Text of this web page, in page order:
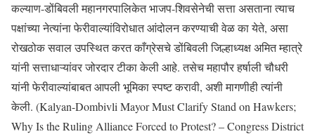
कल्याण-डोंबिवली महानगरपालिकेत भाजप-शिवसेनेची सत्ता असताना त्याच
पक्षांच्या नेत्यांना फेरीवाल्यांविरोधात आंदोलन करण्याची वेळ का येते, असा
रोखठोक सवाल उपस्थित करत काँग्रेसचे डोंबिवली जिल्हाध्यक्ष अमित म्हात्रे
यांनी सत्ताधाऱ्यांवर जोरदार टीका केली आहे. तसेच महापौर हर्षाली चौधरी
यांनी फेरीवाल्यांबाबत आपली भूमिका स्पष्ट करावी, अशी मागणीही त्यांनी
केली. (Kalyan-Dombivli Mayor Must Clarify Stand on Hawkers;
Why Is the Ruling Alliance Forced to Protest? – Congress District